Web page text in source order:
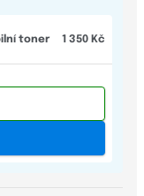
toner 1 350 Kč